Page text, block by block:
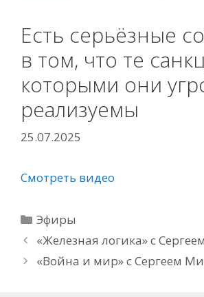
Есть серьёзные
в том, что те
которыми они
реализуемы
25.07.2025
Смотреть видео
Рубрики
Эфиры
«Железная логика» с
«Война и мир» с Сергеем